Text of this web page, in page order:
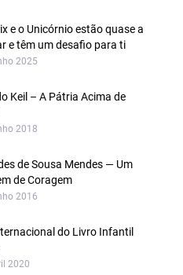
e o Unicórnio estão quase a
e têm um desafio para ti
2025
Keil – A Pátria Acima de
2018
de Sousa Mendes — Um
de Coragem
2016
do Livro Infantil
2020